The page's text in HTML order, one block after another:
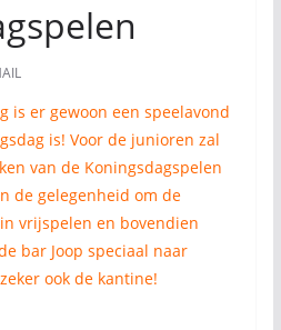
is er gewoon een speelavond
is! Voor de junioren zal
van de Koningsdagspelen
de gelegenheid om de
vrijspelen en bovendien
bar Joop speciaal naar
ook de kantine!